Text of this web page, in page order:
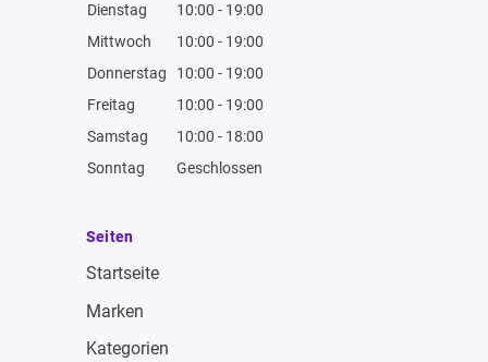
Dienstag
10:00 - 19:00
Mittwoch
10:00 - 19:00
Donnerstag
10:00 - 19:00
Freitag
10:00 - 19:00
Samstag
10:00 - 18:00
Sonntag
Geschlossen
Seiten
Startseite
Marken
Kategorien